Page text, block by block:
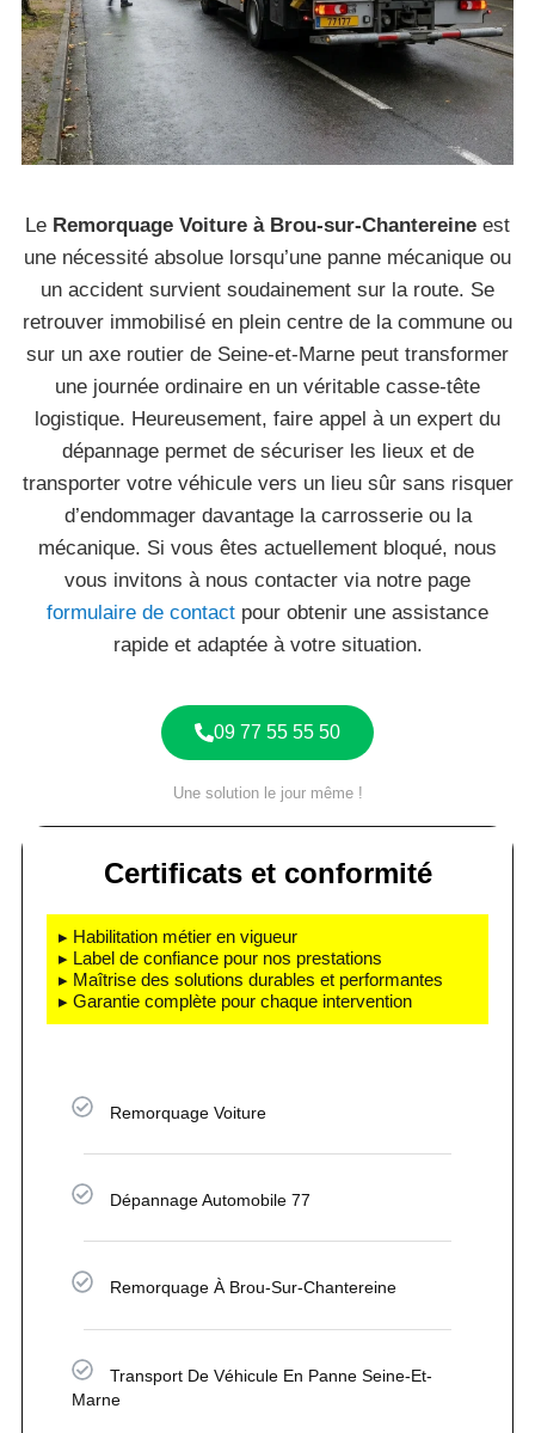
Le Remorquage Voiture à Brou-sur-Chantereine est
une nécessité absolue lorsqu’une panne mécanique ou
un accident survient soudainement sur la route. Se
retrouver immobilisé en plein centre de la commune ou
sur un axe routier de Seine-et-Marne peut transformer
une journée ordinaire en un véritable casse-tête
logistique. Heureusement, faire appel à un expert du
dépannage permet de sécuriser les lieux et de
transporter votre véhicule vers un lieu sûr sans risquer
d’endommager davantage la carrosserie ou la
mécanique. Si vous êtes actuellement bloqué, nous
vous invitons à nous contacter via notre page
formulaire de contact pour obtenir une assistance
rapide et adaptée à votre situation.
09 77 55 55 50
Une solution le jour même !
Certificats et conformité
▸ Habilitation métier en vigueur
▸ Label de confiance pour nos prestations
▸ Maîtrise des solutions durables et performantes
▸ Garantie complète pour chaque intervention
Remorquage Voiture
Dépannage Automobile 77
Remorquage À Brou-Sur-Chantereine
Transport De Véhicule En Panne Seine-Et-
Marne